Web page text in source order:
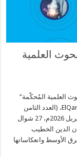
للبحوث العلمية
العلمية المُحكّمة”
ElQarar Journal for Peer-Reviewed Scientific Research، (العدد الثامن
والعشرون، المجلد العاشر السنة الثالثة، 15 نيسان (أبريل 2026م، 27 شوال
الدين الخطيب
الأوسط وانعكاساتها